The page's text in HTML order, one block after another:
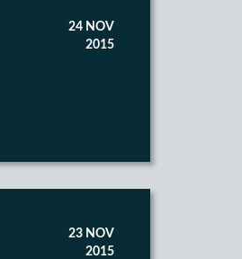
24 NOV
2015
23 NOV
2015